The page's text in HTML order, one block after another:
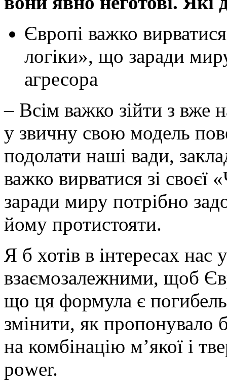
Європі важко
логіки», що заради
агресора
– Всім важко зійти з вже
у звичну свою модель
подолати наші вади,
важко вирватися зі своєї
заради миру потрібно
йому протистояти.
Я б хотів в інтересах нас
взаємозалежними, щоб
що ця формула є
змінити, як пропонувало
на комбінацію м’якої і
power.